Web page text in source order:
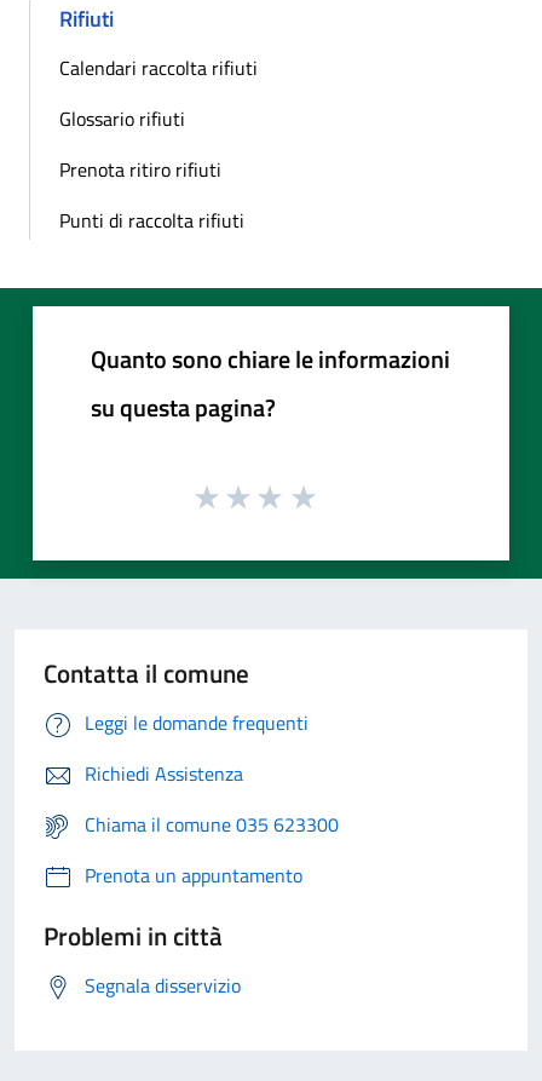
Rifiuti
Calendari raccolta rifiuti
Glossario rifiuti
Prenota ritiro rifiuti
Punti di raccolta rifiuti
Quanto sono chiare le informazioni
su questa pagina?
Contatta il comune
Leggi le domande frequenti
Richiedi Assistenza
Chiama il comune 035 623300
Prenota un appuntamento
Problemi in città
Segnala disservizio